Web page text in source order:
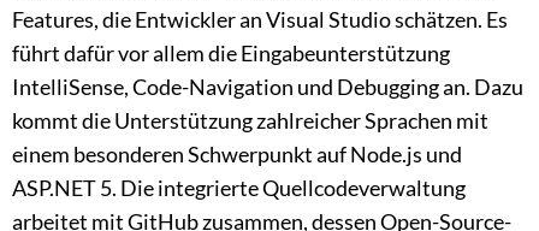
Features, die Entwickler an Visual Studio schätzen. Es
führt dafür vor allem die Eingabeunterstützung
IntelliSense, Code-Navigation und Debugging an. Dazu
kommt die Unterstützung zahlreicher Sprachen mit
einem besonderen Schwerpunkt auf Node.js und
ASP.NET 5. Die integrierte Quellcodeverwaltung
arbeitet mit GitHub zusammen, dessen Open-Source-